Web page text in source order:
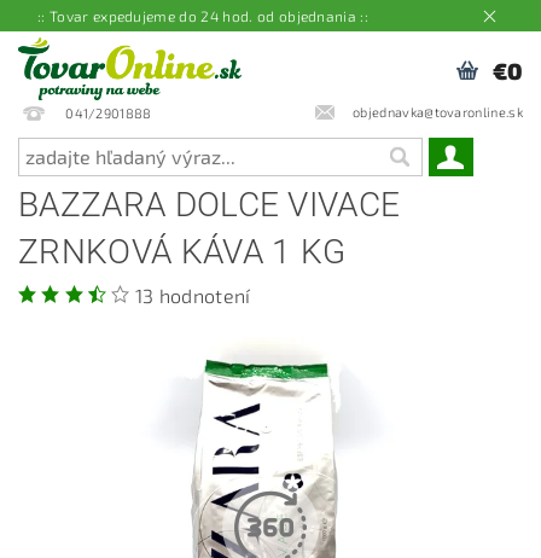
:: Tovar expedujeme do 24 hod. od objednania ::
041/2901888 objednavka@tovaronline.sk
€0
BAZZARA DOLCE VIVACE
ZRNKOVÁ KÁVA 1 KG
13 hodnotení